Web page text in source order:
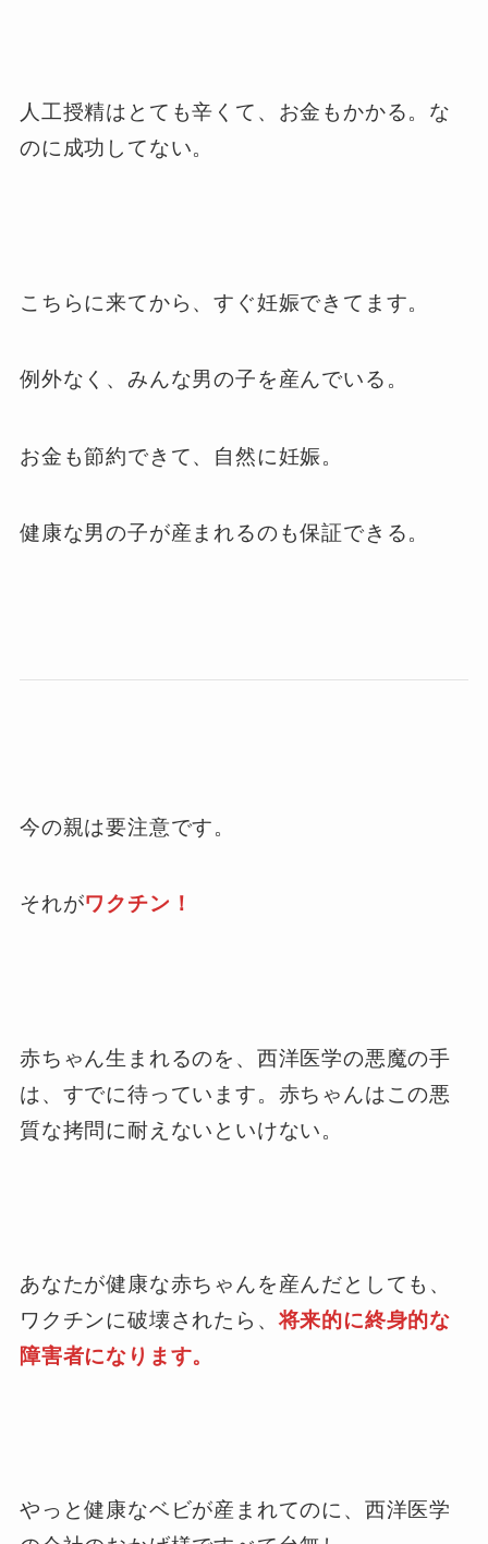
人工授精はとても辛くて、お金もかかる。な
のに成功してない。
こちらに来てから、すぐ妊娠できてます。
例外なく、みんな男の子を産んでいる。
お金も節約できて、自然に妊娠。
健康な男の子が産まれるのも保証できる。
今の親は要注意です。
それがワクチン！
赤ちゃん生まれるのを、西洋医学の悪魔の手
は、すでに待っています。赤ちゃんはこの悪
質な拷問に耐えないといけない。
あなたが健康な赤ちゃんを産んだとしても、
ワクチンに破壊されたら、将来的に終身的な
障害者になります。
やっと健康なベビが産まれてのに、西洋医学